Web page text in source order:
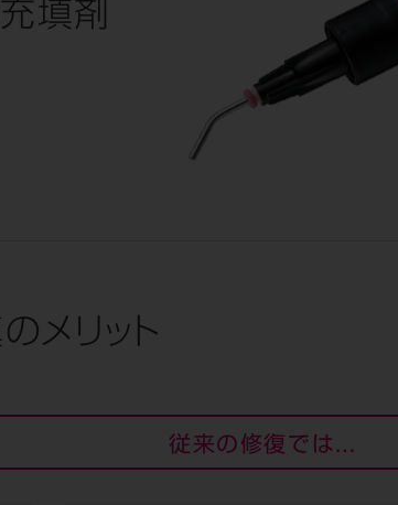
填剤
メリット
従来の修復では…